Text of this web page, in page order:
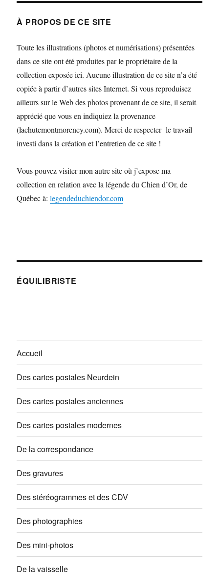
À PROPOS DE CE SITE
Toute les illustrations (photos et numérisations) présentées
dans ce site ont été produites par le propriétaire de la
collection exposée ici. Aucune illustration de ce site n’a été
copiée à partir d’autres sites Internet. Si vous reproduisez
ailleurs sur le Web des photos provenant de ce site, il serait
apprécié que vous en indiquiez la provenance
(lachutemontmorency.com). Merci de respecter le travail
investi dans la création et l’entretien de ce site !
Vous pouvez visiter mon autre site où j’expose ma
collection en relation avec la légende du Chien d’Or, de
Québec à:legendeduchiendor.com
ÉQUILIBRISTE
Accueil
Des cartes postales Neurdein
Des cartes postales anciennes
Des cartes postales modernes
De la correspondance
Des gravures
Des stéréogrammes et des CDV
Des photographies
Des mini-photos
De la vaisselle